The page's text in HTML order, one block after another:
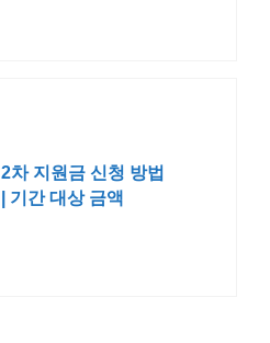
2차 지원금 신청 방법
| 기간 대상 금액